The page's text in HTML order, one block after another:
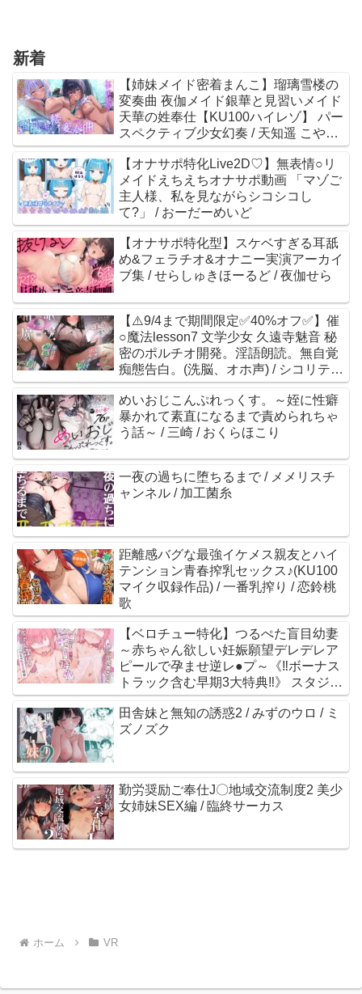
新着
【姉妹メイド密着まんこ】瑠璃雪楼の
変奏曲 夜伽メイド銀華と見習いメイド
天華の姓奉仕【KU100ハイレゾ】 パー
スペクティブ少女幻奏 / 天知遥 こやま
はる
【オナサポ特化Live2D♡】無表情○リ
メイドえちえちオナサポ動画 「マゾご
主人様、私を見ながらシコシコし
て?」 / おーだーめいど
【オナサポ特化型】スケベすぎる耳舐
め&フェラチオ&オナニー実演アーカイ
ブ集 / せらしゅきほーるど / 夜伽せら
【⚠️9/4まで期間限定✅40%オフ✅】催
○魔法lesson7 文学少女 久遠寺魅音 秘
密のポルチオ開発。淫語朗読。無自覚
痴態告白。(洗脳、オホ声) / シコリテッ
ク∞ジョイント / 浅木式
めいおじこんぷれっくす。～姪に性癖
暴かれて素直になるまで責められちゃ
う話～ / 三崎 / おくらほこり
一夜の過ちに堕ちるまで / メメリスチ
ャンネル / 加工菌糸
距離感バグな最強イケメス親友とハイ
テンション青春搾乳セックス♪(KU100
マイク収録作品) / 一番乳搾り / 恋鈴桃
歌
【ベロチュー特化】つるぺた盲目幼妻
～赤ちゃん欲しい妊娠願望デレデレア
ピールで孕ませ逆レ●プ～《‼ボーナス
トラック含む早期3大特典‼》 スタジオ
りふれぼ / 小花衣こっこ
田舎妹と無知の誘惑2 / みずのウロ / ミ
ズノズク
勤労奨励ご奉仕J〇地域交流制度2 美少
女姉妹SEX編 / 臨終サーカス
ホーム VR